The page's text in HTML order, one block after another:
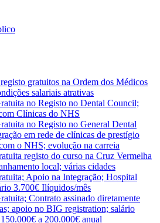
gratuitos na Ordem dos Médicos
salariais atrativas
no Registo no Dental Council;
Clínicas do NHS
no Registo no General Dental
em rede de clínicas de prestígio
o NHS; evolução na carreia
registo do curso na Cruz Vermelha
local; várias cidades
Apoio na Integração; Hospital
3.700€ Ilíquidos/mês
Contrato assinado diretamente
apoio no BIG registration; salário
a 200.000€ anual